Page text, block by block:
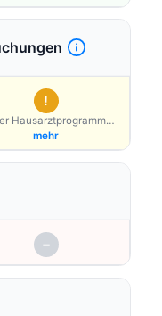
!
Hausarztprogramm
möglich
mehr
−